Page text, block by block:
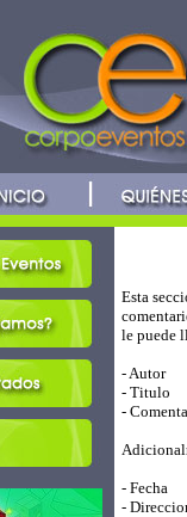
Esta
le puede
- Autor
- Titulo
-
- Fecha
-